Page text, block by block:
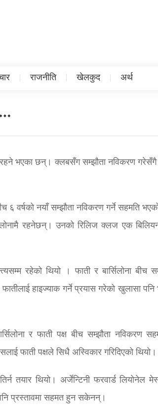
राजनीति खेलकुद अर्थ
रहने भएका छन्। क्लबसँग सम्झौता नविकरण गरेसँगै
६ वर्षको नयाँ सम्झौता नविकरण गर्ने सहमति
रहनेछन्। उनको रिलिज क्लज एक
रहेको थियो । फाती र बार्सिलोना बीच
हाइज्याक गर्ने प्रयास गरेको खुलासा पनि
र फाती पक्ष बीच सम्झौता नविकरण
फाती पक्षले सिधै अस्विकार गरिदिएको थियो।
तयार थियो। अर्जेन्टिनी फरवार्ड लियोनेल
प्रस्तावमा सहमत हुन सकेनन्।